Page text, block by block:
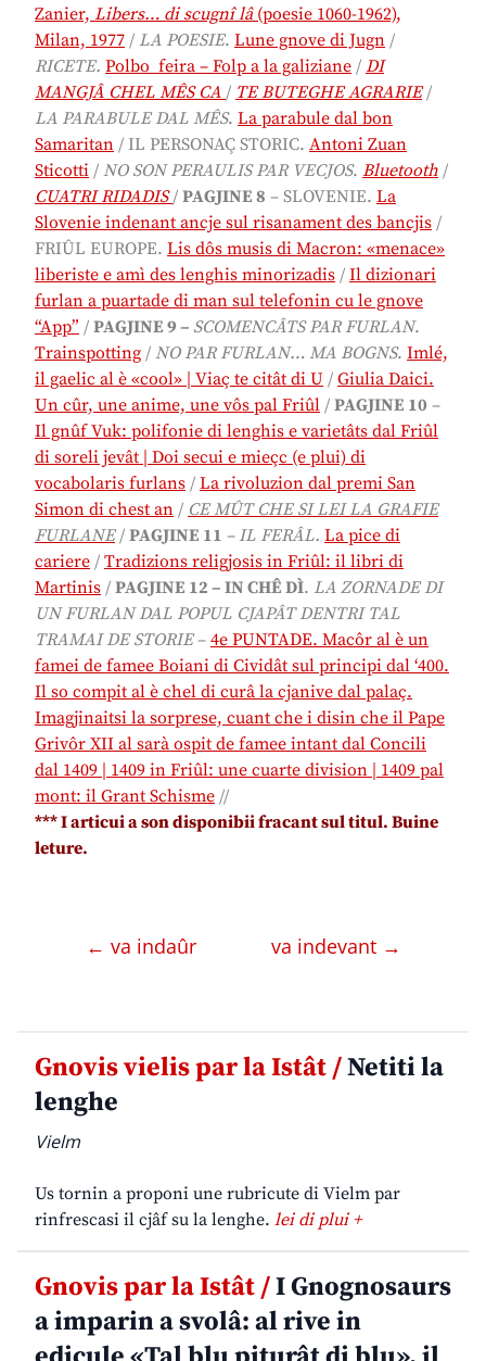
Zanier, Libers… di scugnî lâ(poesie 1060-1962),
Milan, 1977 / LA POESIE. Lune gnove di Jugn /
RICETE. Polbo feira – Folp a la galiziane / DI
MANGJÂ CHEL MÊS CA / TE BUTEGHE AGRARIE/
LA PARABULE DAL MÊS. La parabule dal bon
Samaritan / IL PERSONAÇ STORIC. Antoni Zuan
Sticotti / NO SON PERAULIS PAR VECJOS. Bluetooth /
CUATRI RIDADIS / PAGJINE 8 – SLOVENIE. La
Slovenie indenant ancje sul risanament des bancjis /
FRIÛL EUROPE. Lis dôs musis di Macron: «menace»
liberiste e amì des lenghis minorizadis / Il dizionari
furlan a puartade di man sul telefonin cu le gnove
“App” / PAGJINE 9 – SCOMENCÂTS PAR FURLAN.
Trainspotting / NO PAR FURLAN… MA BOGNS. Imlé,
il gaelic al è «cool» | Viaç te citât di U / Giulia Daici.
Un cûr, une anime, une vôs pal Friûl / PAGJINE 10 –
Il gnûf Vuk: polifonie di lenghis e varietâts dal Friûl
di soreli jevât | Doi secui e mieçc (e plui) di
vocabolaris furlans / La rivoluzion dal premi San
Simon di chest an / CE MÛT CHE SI LEI LA GRAFIE
FURLANE/ PAGJINE 11 – IL FERÂL. La pice di
cariere / Tradizions religjosis in Friûl: il libri di
Martinis / PAGJINE 12 – IN CHÊ DÌ. LA ZORNADE DI
UN FURLAN DAL POPUL CJAPÂT DENTRI TAL
TRAMAI DE STORIE– 4e PUNTADE. Macôr al è un
famei de famee Boiani di Cividât sul principi dal ‘400.
Il so compit al è chel di curâ la cjanive dal palaç.
Imagjinaitsi la sorprese, cuant che i disin che il Pape
Grivôr XII al sarà ospit de famee intant dal Concili
dal 1409 | 1409 in Friûl: une cuarte division | 1409 pal
mont: il Grant Schisme //
*** I articui a son disponibii fracant sul titul. Buine
leture.
← va indaûr va indevant →
Gnovis vielis par la Istât /Netiti la
lenghe
Vielm
Us tornin a proponi une rubricute di Vielm par
rinfrescasi il cjâf su la lenghe. lei di plui +
Gnovis par la Istât /I Gnognosaurs
a imparin a svolâ: al rive in